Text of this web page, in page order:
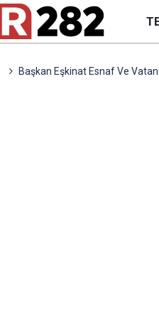
Başkan Eşkinat Esnaf Ve